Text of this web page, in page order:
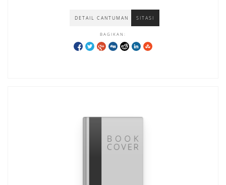
DETAIL CANTUMAN SITASI
BAGIKAN: